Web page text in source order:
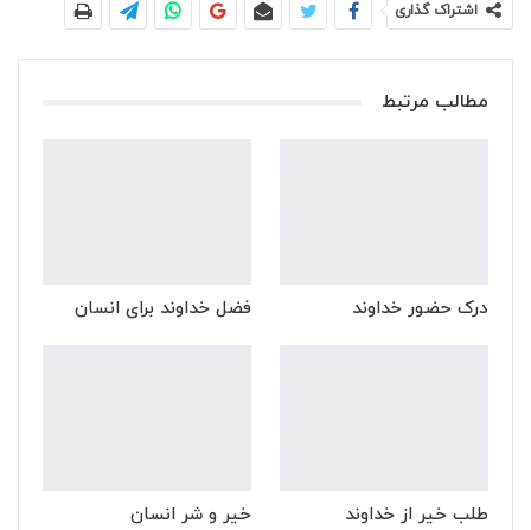
اشتراک گذاری
مطالب مرتبط
درک حضور خداوند فضل خداوند برای انسان
طلب خیر از خداوند خیر و شر انسان